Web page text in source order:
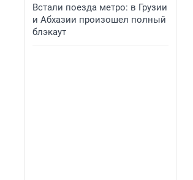
Встали поезда метро: в Грузии
и Абхазии произошел полный
блэкаут